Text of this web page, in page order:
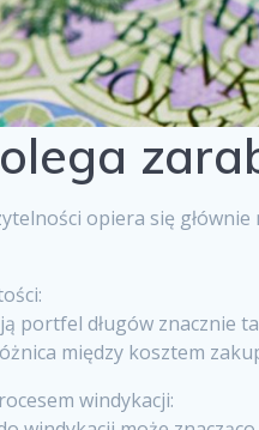
opiera się
portfel długów znacznie
między kosztem
windykacji: